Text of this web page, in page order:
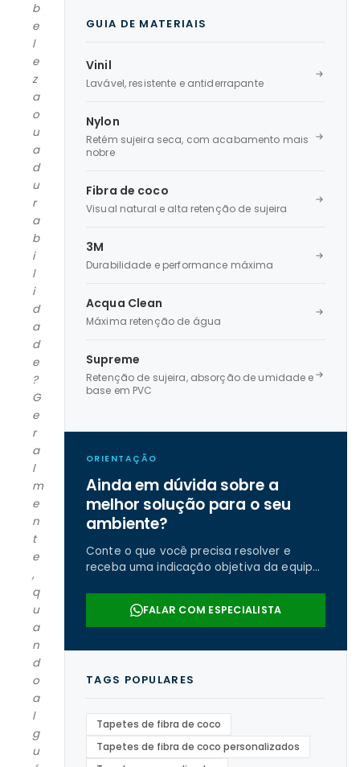
b
e
l
e
z
a
o
u
a
d
u
r
a
b
i
l
i
d
a
d
e
?
G
e
r
a
l
m
e
n
t
e
,
q
u
a
n
d
o
a
l
g
u
GUIA DE MATERIAIS
Vinil
Lavável, resistente e antiderrapante
Nylon
Retém sujeira seca, com acabamento mais
nobre
Fibra de coco
Visual natural e alta retenção de sujeira
3M
Durabilidade e performance máxima
Acqua Clean
Máxima retenção de água
Supreme
Retenção de sujeira, absorção de umidade e
base em PVC
ORIENTAÇÃO
Ainda em dúvida sobre a
melhor solução para o seu
ambiente?
Conte o que você precisa resolver e
receba uma indicação objetiva da equipe
FALAR COM ESPECIALISTA
TAGS POPULARES
Tapetes de fibra de coco
Tapetes de fibra de coco personalizados